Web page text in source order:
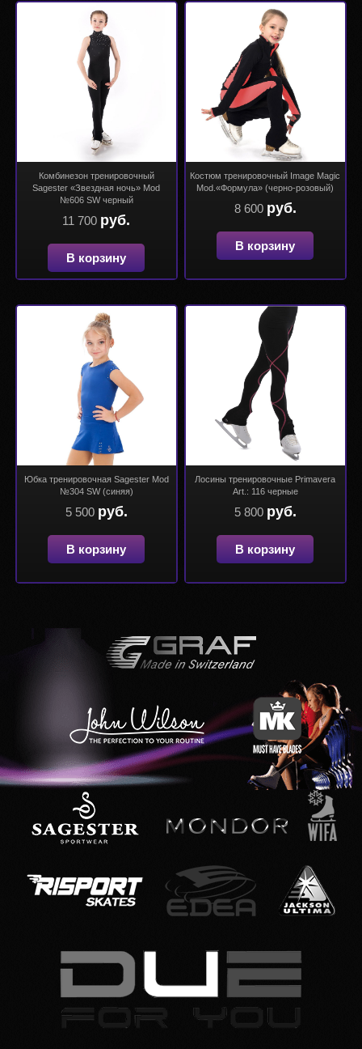
Комбинезон тренировочный
Sagester «Звездная ночь» Mod
№606 SW черный
11 700 руб.
В корзину
Костюм тренировочный Image Magic
Mod.«Формула» (черно-розовый)
8 600 руб.
В корзину
Юбка тренировочная Sagester Mod
№304 SW (синяя)
5 500 руб.
В корзину
Лосины тренировочные Primavera
Art.: 116 черные
5 800 руб.
В корзину